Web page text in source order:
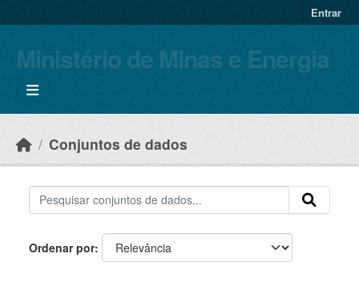
Entrar
Ministério de Minas e Energia
Conjuntos de dados
Ordenar por